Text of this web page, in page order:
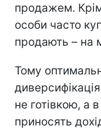
продажем. Крім
особи часто
продають – на
Тому
не готівкою, а
приносять